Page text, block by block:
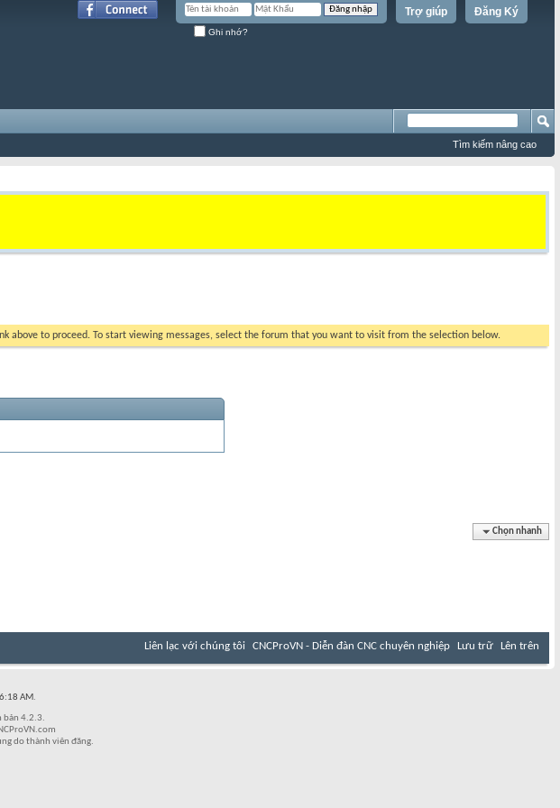
Đăng Ký
Trợ giúp
Ghi nhớ?
Tìm kiếm nâng cao
above to proceed. To start viewing messages, select the forum that you want to visit from the selection below.
Chọn nhanh
Liên lạc với chúng tôi CNCProVN - Diễn đàn CNC chuyên nghiệp Lưu trữ Lên trên
AM.
bản 4.2.3.
do thành viên đăng.